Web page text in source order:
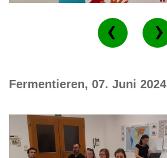
Fermentieren, 07. Juni 2024